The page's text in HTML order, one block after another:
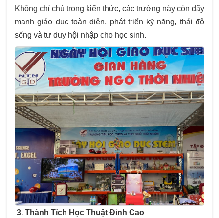
Không chỉ chú trọng kiến thức, các trường này còn đẩy
mạnh giáo dục toàn diện, phát triển kỹ năng, thái độ
sống và tư duy hội nhập cho học sinh.
3. Thành Tích Học Thuật Đỉnh Cao